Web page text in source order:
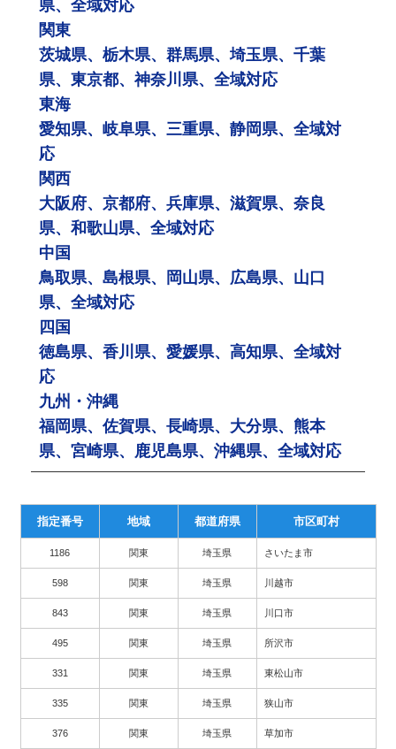
県、全域対応
関東
茨城県、栃木県、群馬県、埼玉県、千葉
県、東京都、神奈川県、全域対応
東海
愛知県、岐阜県、三重県、静岡県、全域対
応
関西
大阪府、京都府、兵庫県、滋賀県、奈良
県、和歌山県、全域対応
中国
鳥取県、島根県、岡山県、広島県、山口
県、全域対応
四国
徳島県、香川県、愛媛県、高知県、全域対
応
九州・沖縄
福岡県、佐賀県、長崎県、大分県、熊本
県、宮崎県、鹿児島県、沖縄県、全域対応
指定番号 地域 都道府県 市区町村
1186 関東 埼玉県 さいたま市
598 関東 埼玉県 川越市
843 関東 埼玉県 川口市
495 関東 埼玉県 所沢市
331 関東 埼玉県 東松山市
335 関東 埼玉県 狭山市
376 関東 埼玉県 草加市